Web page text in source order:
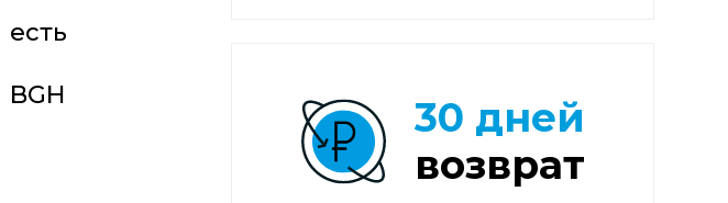
есть
BGH
30 дней
возврат